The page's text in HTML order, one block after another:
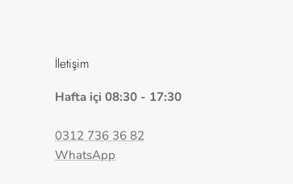
İletişim
Hafta içi 08:30 - 17:30
0312 736 36 82
WhatsApp